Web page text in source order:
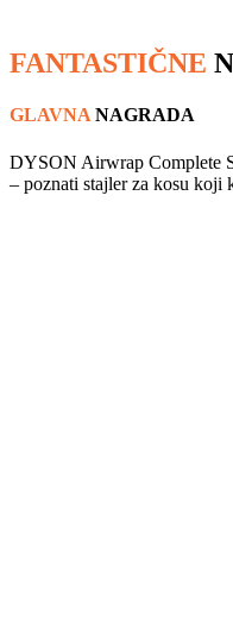
FANTASTIČNE
GLAVNA NAGRADA
DYSON Airwrap Complete
– poznati stajler za kosu koji